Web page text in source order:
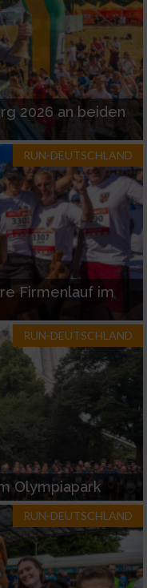
2026 an beiden
RUN-DEUTSCHLAND
Firmenlauf im
RUN-DEUTSCHLAND
Olympiapark
RUN-DEUTSCHLAND